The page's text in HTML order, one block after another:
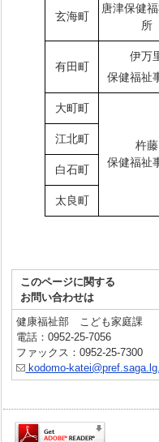
玄海町
唐津保健
所
有田町
伊万
保健福祉
大町町
杵藤
保健福祉
江北町
白石町
太良町
このページに関する
お問い合わせは
健康福祉部 こども家庭課
電話：0952-25-7056
ファックス：0952-25-7300
kodomo-